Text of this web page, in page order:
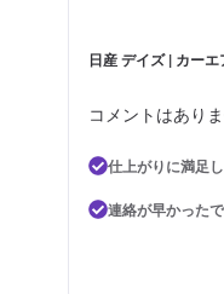
日産 デイズ | カー
コメントはあり
仕上がりに満足
連絡が早かった